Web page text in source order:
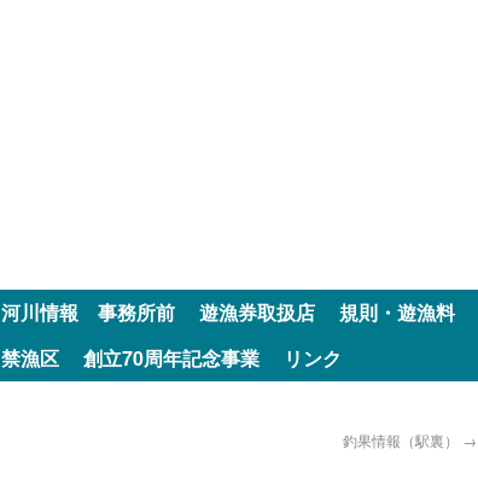
河川情報 事務所前 遊漁券取扱店 規則・遊漁料
禁漁区 創立70周年記念事業 リンク
釣果情報（駅裏） →